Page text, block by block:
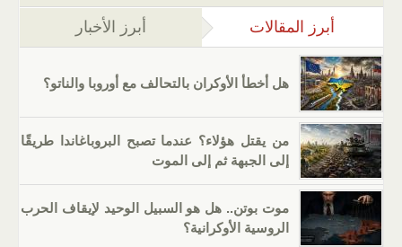
أبرز المقالات (علامة التبويب النشطة)
أبرز الأخبار
هل أخطأ الأوكران بالتحالف مع أوروبا والناتو؟
من يقتل هؤلاء؟ عندما تصبح البروباغاندا طريقًا
إلى الجبهة ثم إلى الموت
موت بوتن.. هل هو السبيل الوحيد لإيقاف الحرب
الروسية الأوكرانية؟